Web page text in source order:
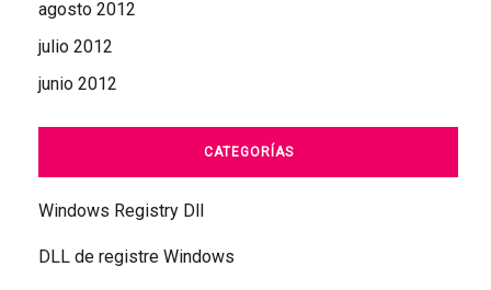
agosto 2012
julio 2012
junio 2012
CATEGORÍAS
Windows Registry Dll
DLL de registre Windows